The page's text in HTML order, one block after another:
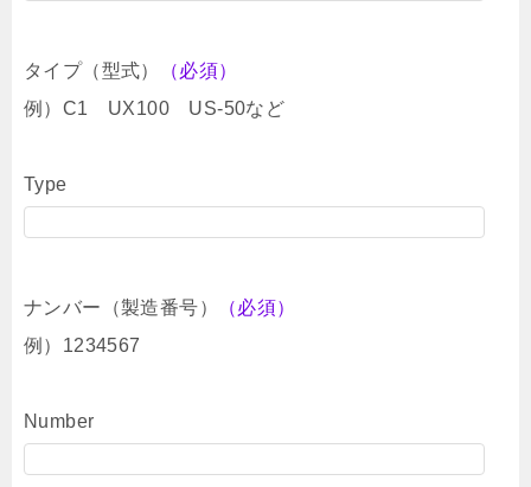
タイプ（型式）
（必須）
例）C1 UX100 US-50など
Type
ナンバー（製造番号）
（必須）
例）1234567
Number